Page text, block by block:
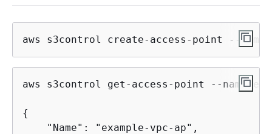
aws s3control create-access-point --
aws s3control get-access-point --name
{
    "Name": "example-vpc-ap",